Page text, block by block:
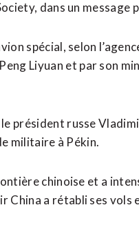
dans un message
spécial, ​selon
Liyuan et par son
président russe
militaire à Pékin.
chinoise et a
China a rétabli ses vols